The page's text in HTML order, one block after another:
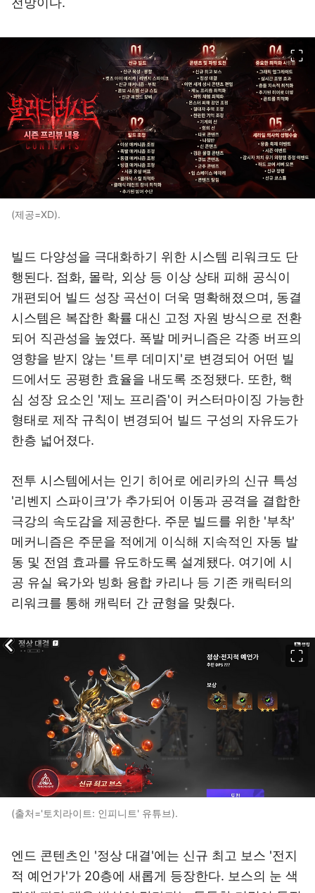
(제공=XD).
빌드 다양성을 극대화하기 위한 시스템 리워크도 단
행된다. 점화, 몰락, 외상 등 이상 상태 피해 공식이
개편되어 빌드 성장 곡선이 더욱 명확해졌으며, 동결
시스템은 복잡한 확률 대신 고정 자원 방식으로 전환
되어 직관성을 높였다. 폭발 메커니즘은 각종 버프의
영향을 받지 않는 '트루 데미지'로 변경되어 어떤 빌
드에서도 공평한 효율을 내도록 조정됐다. 또한, 핵
심 성장 요소인 '제노 프리즘'이 커스터마이징 가능한
형태로 제작 규칙이 변경되어 빌드 구성의 자유도가
한층 넓어졌다.
전투 시스템에서는 인기 히어로 에리카의 신규 특성
'리벤지 스파이크'가 추가되어 이동과 공격을 결합한
극강의 속도감을 제공한다. 주문 빌드를 위한 '부착'
메커니즘은 주문을 적에게 이식해 지속적인 자동 발
동 및 전염 효과를 유도하도록 설계됐다. 여기에 시
공 유실 육가와 빙화 융합 카리나 등 기존 캐릭터의
리워크를 통해 캐릭터 간 균형을 맞췄다.
(출처='토치라이트: 인피니트' 유튜브).
엔드 콘텐츠인 '정상 대결'에는 신규 최고 보스 '전지
적 예언가'가 20층에 새롭게 등장한다. 보스의 눈 색